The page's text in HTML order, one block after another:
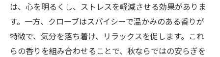
は、心を明るくし、ストレスを軽減させる効果がありま
す。一方、クローブはスパイシーで温かみのある香りが
特徴で、気分を落ち着け、リラックスを促します。これ
らの香りを組み合わせることで、秋ならではの安らぎを